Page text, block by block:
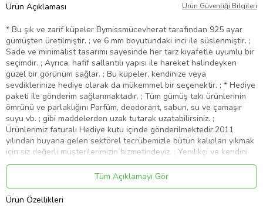
Ürün Açıklaması Ürün Güvenliği Bilgileri
* Bu şık ve zarif küpeler Bymissmücevherat tarafından 925 ayar
gümüşten üretilmiştir. ; ve 6 mm boyutundaki inci ile süslenmiştir. ;
Sade ve minimalist tasarımı sayesinde her tarz kıyafetle uyumlu bir
seçimdir. ; Ayrıca, hafif sallantılı yapısı ile hareket halindeyken
güzel bir görünüm sağlar. ; Bu küpeler, kendinize veya
sevdiklerinize hediye olarak da mükemmel bir seçenektir. ; * Hediye
paketi ile gönderim sağlanmaktadır. ; Tüm gümüş takı ürünlerinin
ömrünü ve parlaklığını Parfüm, deodorant, sabun, su ve çamaşır
suyu vb. ; gibi maddelerden uzak tutarak uzatabilirsiniz. ;
Ürünlerimiz faturalı Hediye kutu içinde gönderilmektedir.2011
yılından buyana gelen sektörel tecrübemizle bütün kalıpları yıkmak
için siz değerli müşterilerimizin hizmetindeyiz. ; Yenilikçi ve kendini
yinelemeyen, sürekli yeni fikirler arayıp değerli müşterilerimizin
hayallerini en iyi şekilde gümüş takılarla birleştiren bir düşünceyle
müşterilerimizin de fikirlerini son derece dikkate alarak usta el
işçilikleriyle sizi en iyi yansıtacak gümüş takıları Miss Mücevherat
Tüm Açıklamayı Gör
Ürün Özellikleri